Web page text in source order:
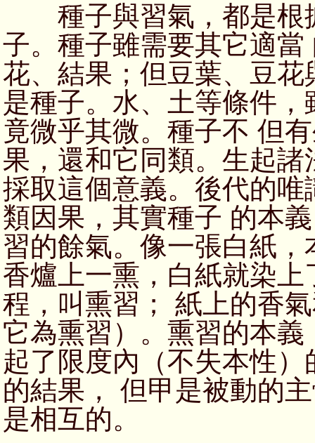
種子與習氣，都是根
子。種子雖需要其它適
花、結果；但豆葉、豆
是種子。水、土等條件
竟微乎其微。種子不 但
果，還和它同類。生起
採取這個意義。後代的
類因果，其實種子 的本
習的餘氣。像一張白紙
香爐上一熏，白紙就染
程，叫熏習； 紙上的香
它為熏習）。熏習的本
起了限度內（不失本性
的結果， 但甲是被動的
是相互的。